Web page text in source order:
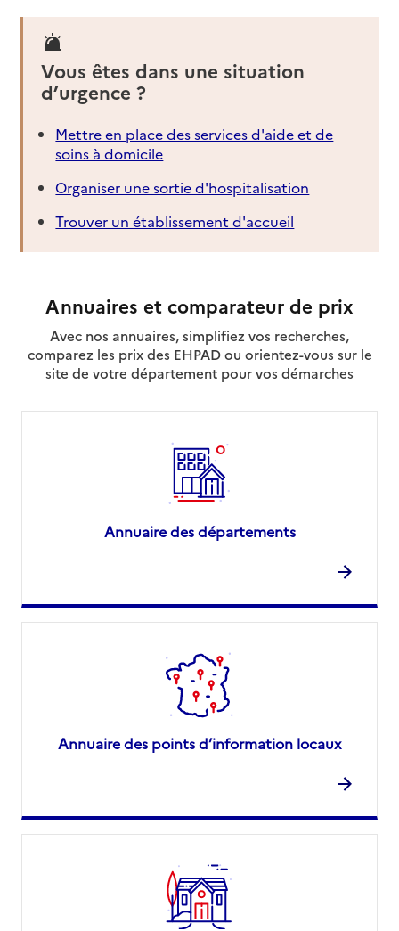
Vous êtes dans une situation
d’urgence ?
Mettre en place des services d'aide et de
soins à domicile
Organiser une sortie d'hospitalisation
Trouver un établissement d'accueil
Annuaires et comparateur de prix
Avec nos annuaires, simplifiez vos recherches,
comparez les prix des EHPAD ou orientez-vous sur le
site de votre département pour vos démarches
Annuaire des départements
Annuaire des points d’information locaux